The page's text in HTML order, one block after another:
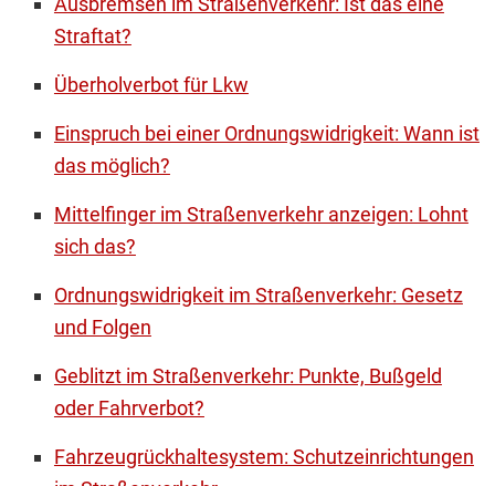
Straftat?
Überholverbot für Lkw
Einspruch bei einer Ordnungswidrigkeit: Wann ist
das möglich?
Mittelfinger im Straßenverkehr anzeigen: Lohnt
sich das?
Ordnungswidrigkeit im Straßenverkehr: Gesetz
und Folgen
Geblitzt im Straßenverkehr: Punkte, Bußgeld
oder Fahrverbot?
Fahrzeugrückhaltesystem: Schutzeinrichtungen